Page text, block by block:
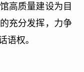
高质量建设为目
充分发挥，力争
语权。